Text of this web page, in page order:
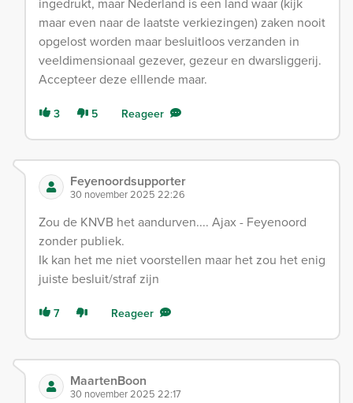
ingedrukt, maar Nederland is een land waar (kijk
maar even naar de laatste verkiezingen) zaken nooit
opgelost worden maar besluitloos verzanden in
veeldimensionaal gezever, gezeur en dwarsliggerij.
Accepteer deze elllende maar.
3 5 Reageer
Feyenoordsupporter
30 november 2025 22:26
Zou de KNVB het aandurven.... Ajax - Feyenoord
zonder publiek.
Ik kan het me niet voorstellen maar het zou het enig
juiste besluit/straf zijn
7 Reageer
MaartenBoon
30 november 2025 22:17